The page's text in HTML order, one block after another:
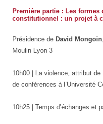
Première partie : Les formes
constitutionnel : un projet à
Présidence de David Mongoin
Moulin Lyon 3
10h00 | La violence, attribut de
de conférences à l’Université
10h25 | Temps d’échanges et